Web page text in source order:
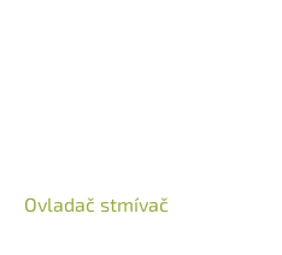
Ovladač stmívač